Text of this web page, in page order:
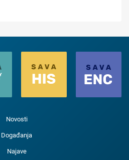
Novosti
Događanja
Najave